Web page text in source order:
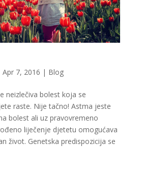
Apr 7, 2016 | Blog
neizlečiva bolest koja se
raste. Nije tačno! Astma jeste
bolest ali uz pravovremeno
liječenje djetetu omogućava
život. Genetska predispozicija se